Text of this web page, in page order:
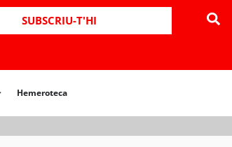
SUBSCRIU-T'HI
Hemeroteca
Hemeroteca